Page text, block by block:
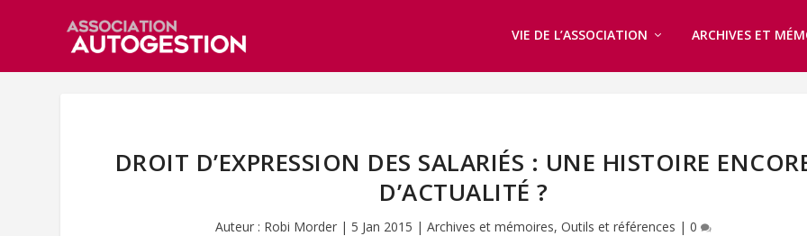
VIE DE L’ASSOCIATION ARCHIVES ET
DROIT D’EXPRESSION DES SALARIÉS : UNE HISTOIRE
D’ACTUALITÉ ?
Auteur : Robi Morder | 5 Jan 2015 |Archives et mémoires,Outils et références |0